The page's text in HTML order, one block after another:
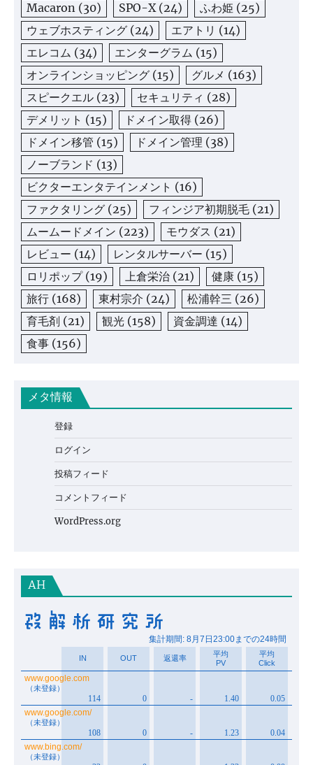
Macaron (30) SPO-X(24) ふわ姫 (25)
ウェブホスティング (24) エアトリ (14)
エレコム (34) エンターグラム (15)
オンラインショッピング (15) グルメ (163)
スピークエル (23) セキュリティ (28)
デメリット (15) ドメイン取得 (26)
ドメイン移管 (15) ドメイン管理 (38)
ノーブランド (13)
ビクターエンタテインメント (16)
ファクタリング (25) フィンジア初期脱毛 (21)
ムームードメイン (223) モウダス (21)
レビュー (14) レンタルサーバー (15)
ロリポップ(19) 上倉栄治 (21) 健康 (15)
旅行 (168) 東村宗介 (24) 松浦幹三 (26)
育毛剤 (21) 観光 (158) 資金調達 (14)
食事 (156)
メタ情報
登録
ログイン
投稿フィード
コメントフィード
WordPress.org
AH